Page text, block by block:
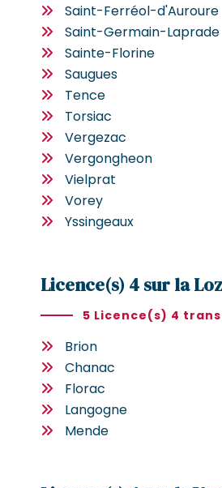
Saint-Ferréol-d'Auroure
Saint-Germain-Laprade
Sainte-Florine
Saugues
Tence
Torsiac
Vergezac
Vergongheon
Vielprat
Vorey
Yssingeaux
Licence(s) 4 sur la
5 Licence(s) 4
Brion
Chanac
Florac
Langogne
Mende